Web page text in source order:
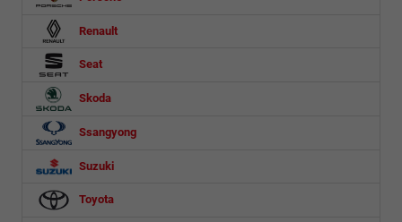
Renault
Seat
Skoda
Ssangyong
Suzuki
Toyota